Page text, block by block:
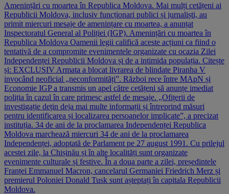
Amenințări cu moartea în Republica Moldova. Mai mulți cetățeni ai
Republicii Moldova, inclusiv funcționari publici și jurnaliști, au
primit miercuri mesaje de amenințare cu moartea, a anunțat
Inspectoratul General al Poliției (IGP). Amenințări cu moartea în
Republica Moldova Oamenii legii califică aceste acțiuni ca fiind o
tentativă de a compromite evenimentele organizate cu ocazia Zilei
Independenței Republicii Moldova și de a intimida populația. Citește
și: EXCLUSIV Armata a blocat livrarea de blindate Piranha V
invocând neoficial „neconformități”. Război rece între MApN și
Economie IGP a transmis un apel către cetățeni să anunțe imediat
poliția în cazul în care primesc astfel de mesaje. „Ofițerii de
investigație dețin deja mai multe informații și întreprind măsuri
pentru identificarea și localizarea persoanelor implicate”, a precizat
instituția. 34 de ani de la proclamarea Independenței Republica
Moldova marchează miercuri 34 de ani de la proclamarea
Independenței, adoptată de Parlament pe 27 august 1991. Cu prilejul
acestei zile, la Chișinău și în alte localități sunt organizate
evenimente culturale și festive. În a doua parte a zilei, președintele
Franței Emmanuel Macron, cancelarul Germaniei Friedrich Merz și
premierul Poloniei Donald Tusk sunt așteptați în capitala Republicii
Moldova.